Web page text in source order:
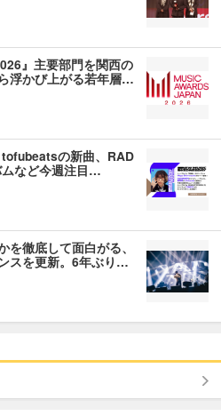
』主要部門を関西の
浮かび上がる若年層…
の新曲、RAD
など今週注目…
徹底して面白がる、
スを更新。6年ぶり…